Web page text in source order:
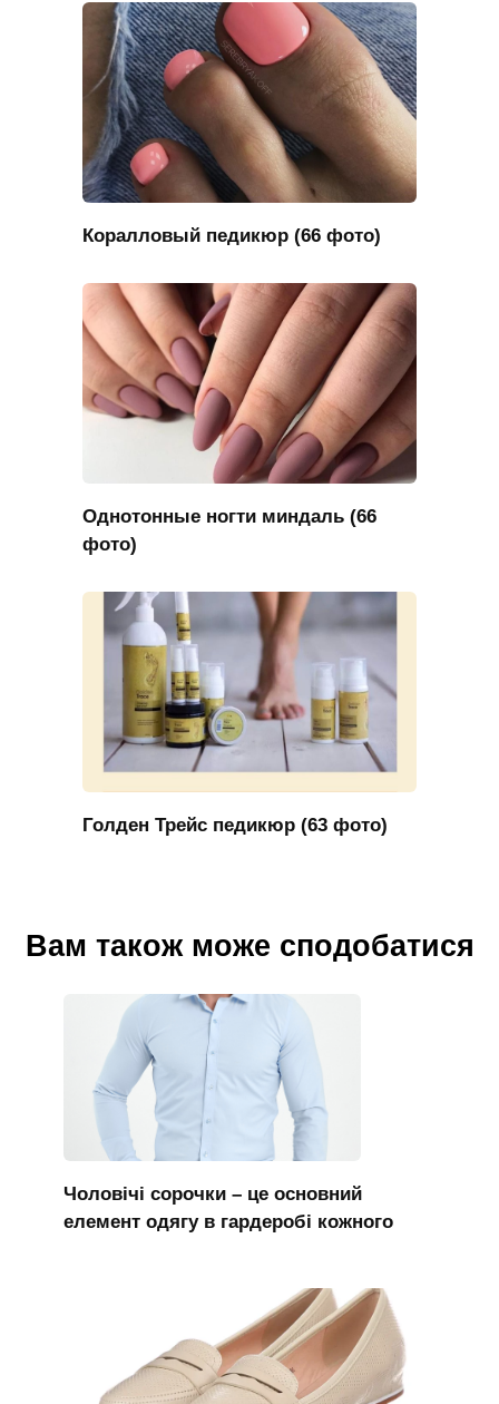
Коралловый педикюр (66 фото)
Однотонные ногти миндаль (66
фото)
Голден Трейс педикюр (63 фото)
Вам також може сподобатися
Чоловічі сорочки – це основний
елемент одягу в гардеробі кожного